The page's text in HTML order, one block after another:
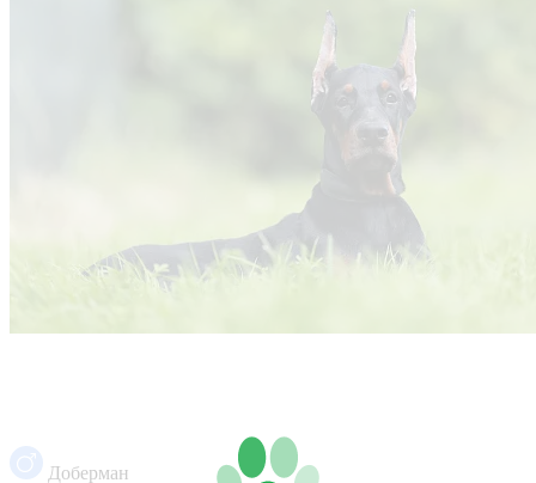
Доберман